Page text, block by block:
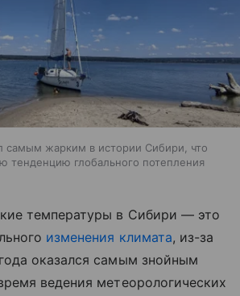
самым жарким в истории Сибири, что
тенденцию глобального потепления
температуры в Сибири — это
изменения климата, из-за
оказался самым знойным
ведения метеорологических